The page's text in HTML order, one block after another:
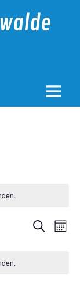
Suche
SucheMonat